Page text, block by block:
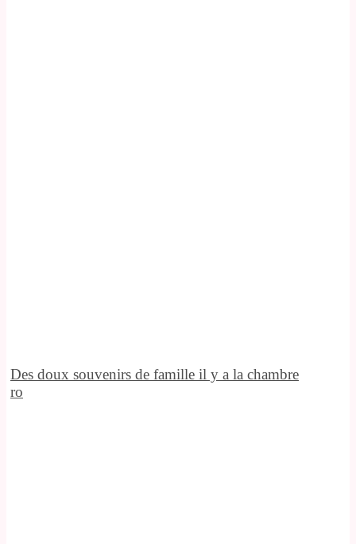
Des doux souvenirs de famille il y a la chambre
ro